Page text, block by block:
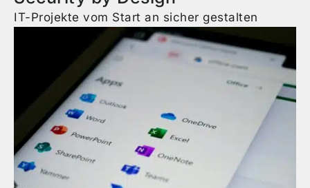
IT-Projekte vom Start an sicher gestalten